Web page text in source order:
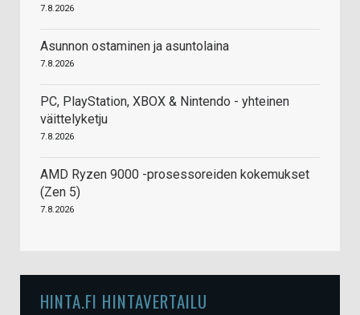
7.8.2026
Asunnon ostaminen ja asuntolaina
7.8.2026
PC, PlayStation, XBOX & Nintendo - yhteinen
väittelyketju
7.8.2026
AMD Ryzen 9000 -prosessoreiden kokemukset
(Zen 5)
7.8.2026
HINTA.FI HINTAVERTAILU